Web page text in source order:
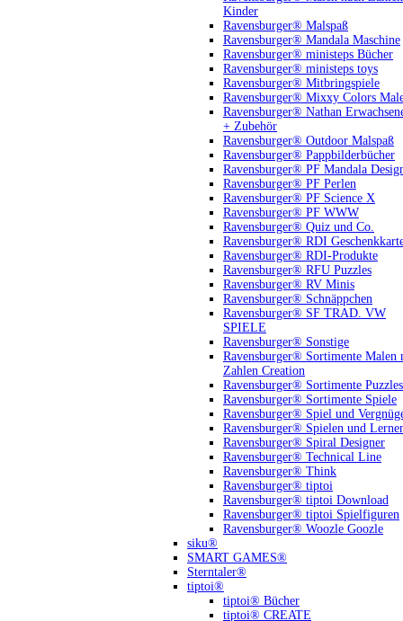
Kinder
Ravensburger® Malspaß
Ravensburger® Mandala Maschine
Ravensburger® ministeps Bücher
Ravensburger® ministeps toys
Ravensburger® Mitbringspiele
Ravensburger® Mixxy Colors
Ravensburger® Nathan
+ Zubehör
Ravensburger® Outdoor Malspaß
Ravensburger® Pappbilderbücher
Ravensburger® PF Mandala
Ravensburger® PF Perlen
Ravensburger® PF Science X
Ravensburger® PF WWW
Ravensburger® Quiz und Co.
Ravensburger® RDI
Ravensburger® RDI-Produkte
Ravensburger® RFU Puzzles
Ravensburger® RV Minis
Ravensburger® Schnäppchen
Ravensburger® SF TRAD. VW
SPIELE
Ravensburger® Sonstige
Ravensburger® Sortimente Malen
Zahlen Creation
Ravensburger® Sortimente Puzzles
Ravensburger® Sortimente Spiele
Ravensburger® Spiel und
Ravensburger® Spielen und
Ravensburger® Spiral Designer
Ravensburger® Technical Line
Ravensburger® Think
Ravensburger® tiptoi
Ravensburger® tiptoi Download
Ravensburger® tiptoi Spielfiguren
Ravensburger® Woozle Goozle
siku®
SMART GAMES®
Sterntaler®
tiptoi®
tiptoi® Bücher
tiptoi® CREATE